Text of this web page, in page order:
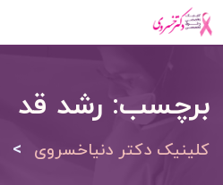
Skip
to
برچسب: رشد قد
کلینیک دکتر دنیاخسروی >